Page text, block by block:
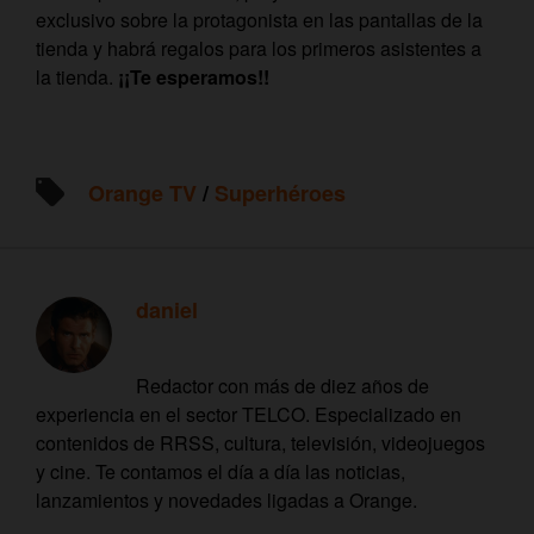
exclusivo sobre la protagonista en las pantallas de la
tienda y habrá regalos para los primeros asistentes a
la tienda. ¡¡Te esperamos!!
Orange TV / Superhéroes
daniel
Redactor con más de diez años de
experiencia en el sector TELCO. Especializado en
contenidos de RRSS, cultura, televisión, videojuegos
y cine. Te contamos el día a día las noticias,
lanzamientos y novedades ligadas a Orange.